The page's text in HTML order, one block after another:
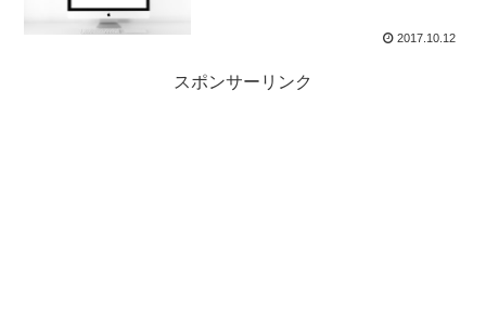
2017.10.12
スポンサーリンク